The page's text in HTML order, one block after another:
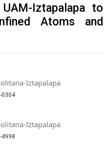
Iztapalapa to
Atoms and
Iztapalapa
0304
Iztapalapa